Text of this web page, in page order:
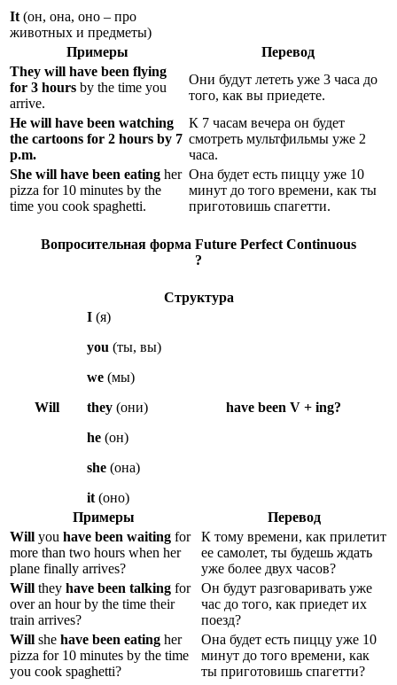
It(он, она, оно – про
животных и предметы)
Примеры
Перевод
They will have been flying
for 3 hours by the time you
arrive.
Они будут лететь уже 3 часа до
того, как вы приедете.
He will have been watching
the cartoons for 2 hours by 7
p.m.
К 7 часам вечера он будет
смотреть мультфильмы уже 2
часа.
She will have been eating her
pizza for 10 minutes by the
time you cook spaghetti.
Она будет есть пиццу уже 10
минут до того времени, как ты
приготовишь спагетти.
Вопросительная форма Future Perfect Continuous
?
Структура
Will
I (я)
you (ты, вы)
we (мы)
they (они)
he (он)
she (она)
it (оно)
have been V + ing?
Примеры
Перевод
Will you have been waiting for
more than two hours when her
plane finally arrives?
К тому времени, как прилетит
ее самолет, ты будешь ждать
уже более двух часов?
Will they have been talking for
over an hour by the time their
train arrives?
Он будут разговаривать уже
час до того, как приедет их
поезд?
Will she have been eating her
pizza for 10 minutes by the time
you cook spaghetti?
Она будет есть пиццу уже 10
минут до того времени, как
ты приготовишь спагетти?